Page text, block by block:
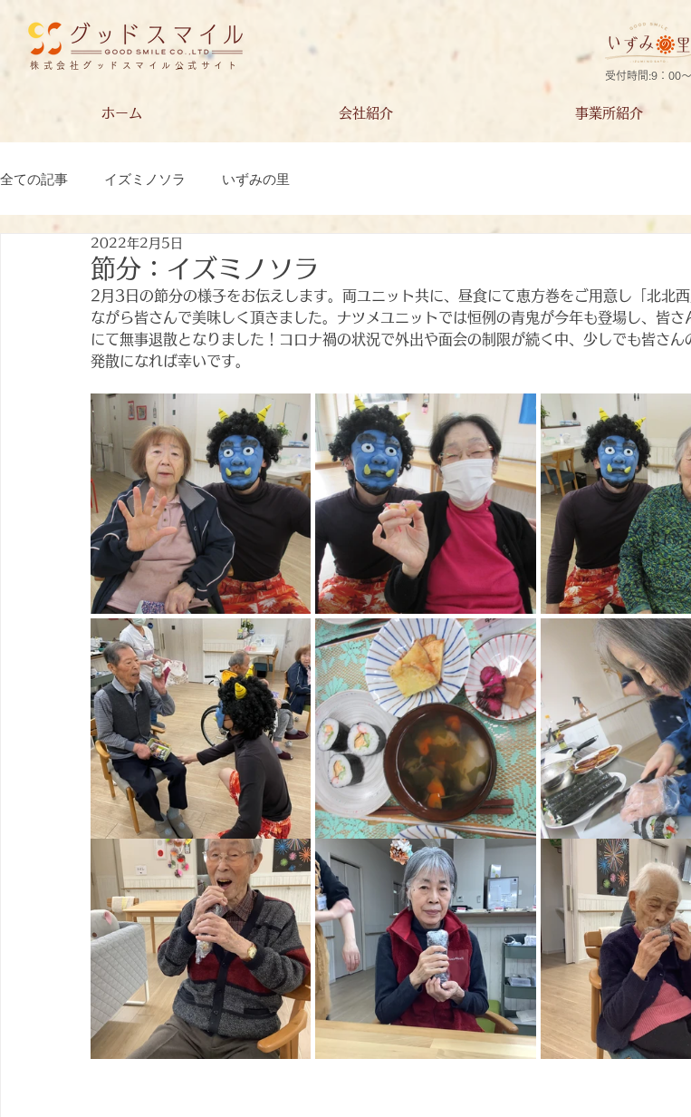
株式会社グッドスマイル公式サイト
受付時間:9：00
ホーム 会社紹介 事業所紹介
全ての記事 イズミノソラ いずみの里
節分：イズミノソラ
2022年2月5日
2月3日の節分の様子をお伝えします。両ユニット共に、昼食にて恵方巻をご用意し「北北
ながら皆さんで美味しく頂きました。ナツメユニットでは恒例の青鬼が今年も登場し、皆さ
にて無事退散となりました！コロナ禍の状況で外出や面会の制限が続く中、少しでも皆さん
発散になれば幸いです。